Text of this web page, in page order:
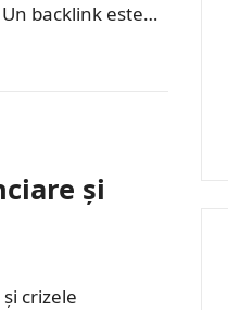
backlink este…
și
crizele